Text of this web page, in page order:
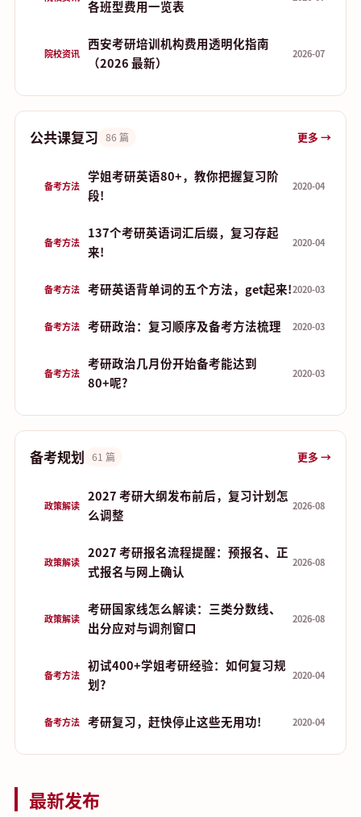
各班型费用一览表
院校资讯
西安考研培训机构费用透明化指南
（2026 最新）
2026-07
公共课复习 86 篇 更多 →
备考方法
学姐考研英语80+，教你把握复习阶
段!
2020-04
备考方法
137个考研英语词汇后缀，复习存起
来!
2020-04
备考方法 考研英语背单词的五个方法，get起来!2020-03
备考方法 考研政治：复习顺序及备考方法梳理 2020-03
备考方法
考研政治几月份开始备考能达到
80+呢?
2020-03
备考规划 61 篇 更多 →
政策解读
2027 考研大纲发布前后，复习计划怎
么调整
2026-08
政策解读
2027 考研报名流程提醒：预报名、正
式报名与网上确认
2026-08
政策解读
考研国家线怎么解读：三类分数线、
出分应对与调剂窗口
2026-08
备考方法
初试400+学姐考研经验：如何复习规
划?
2020-04
备考方法 考研复习，赶快停止这些无用功! 2020-04
最新发布